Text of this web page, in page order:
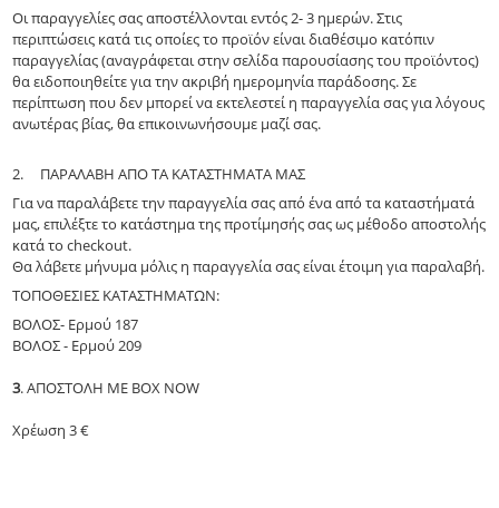
Οι παραγγελίες σας αποστέλλονται εντός 2- 3 ημερών. Στις
περιπτώσεις κατά τις οποίες το προϊόν είναι διαθέσιμο κατόπιν
παραγγελίας (αναγράφεται στην σελίδα παρουσίασης του προϊόντος)
θα ειδοποιηθείτε για την ακριβή ημερομηνία παράδοσης. Σε
περίπτωση που δεν μπορεί να εκτελεστεί η παραγγελία σας για λόγους
ανωτέρας βίας, θα επικοινωνήσουμε μαζί σας.
2. ΠΑΡΑΛΑΒΗ ΑΠΟ ΤΑ ΚΑΤΑΣΤΗΜΑΤΑ ΜΑΣ
Για να παραλάβετε την παραγγελία σας από ένα από τα καταστήματά
μας, επιλέξτε το κατάστημα της προτίμησής σας ως μέθοδο αποστολής
κατά τοcheckout.
Θα λάβετε μήνυμα μόλις η παραγγελία σας είναι έτοιμη για παραλαβή.
ΤΟΠΟΘΕΣΙΕΣ ΚΑΤΑΣΤΗΜΑΤΩΝ:
ΒΟΛΟΣ- Ερμού 187
ΒΟΛΟΣ - Ερμού 209
3. ΑΠΟΣΤΟΛΗ ΜΕ BOX NOW
Χρέωση 3 €